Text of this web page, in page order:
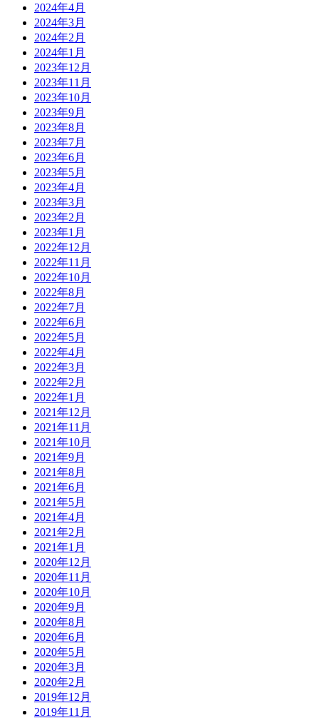
2024年4月
2024年3月
2024年2月
2024年1月
2023年12月
2023年11月
2023年10月
2023年9月
2023年8月
2023年7月
2023年6月
2023年5月
2023年4月
2023年3月
2023年2月
2023年1月
2022年12月
2022年11月
2022年10月
2022年8月
2022年7月
2022年6月
2022年5月
2022年4月
2022年3月
2022年2月
2022年1月
2021年12月
2021年11月
2021年10月
2021年9月
2021年8月
2021年6月
2021年5月
2021年4月
2021年2月
2021年1月
2020年12月
2020年11月
2020年10月
2020年9月
2020年8月
2020年6月
2020年5月
2020年3月
2020年2月
2019年12月
2019年11月